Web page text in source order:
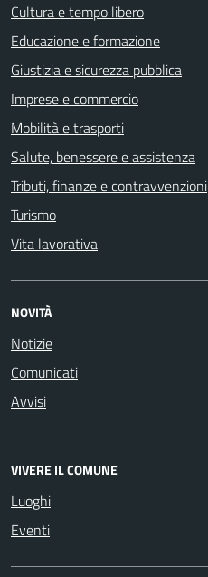
Cultura e tempo libero
Educazione e formazione
Giustizia e sicurezza pubblica
Imprese e commercio
Mobilità e trasporti
Salute, benessere e assistenza
Tributi, finanze e contravvenzioni
Turismo
Vita lavorativa
NOVITÀ
Notizie
Comunicati
Avvisi
VIVERE IL COMUNE
Luoghi
Eventi